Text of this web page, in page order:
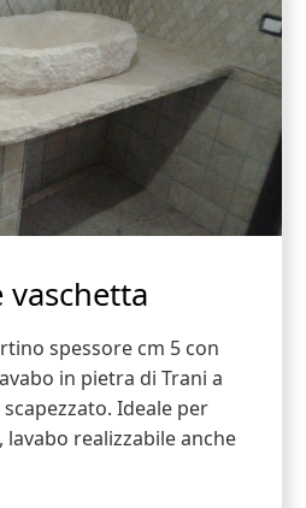
spessore cm 5 con
in pietra di Trani a
Ideale per
realizzabile anche